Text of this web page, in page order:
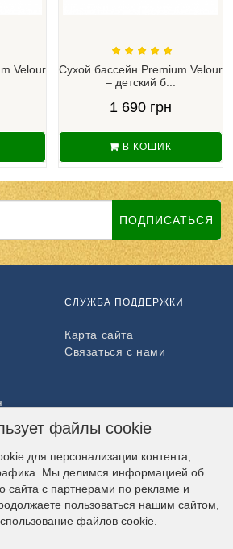
Velour
Сухой бассейн Premium Velour
– детский б...
1 690 грн
В КОШИК
ПОДПИСАТЬСЯ
СЛУЖБА ПОДДЕРЖКИ
Карта сайта
Связаться с нами
файлы cookie
для персонализации контента,
Мы делимся информацией об
сайта с партнерами по рекламе и
пользоваться нашим сайтом,
файлов cookie.